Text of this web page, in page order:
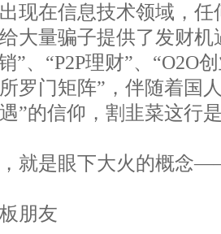
现在信息技术领域，
大量骗子提供了发财机
”、“P2P理财”、“O2O
罗门矩阵”，伴随着国
”的信仰，割韭菜这行
就是眼下大火的概念
朋友